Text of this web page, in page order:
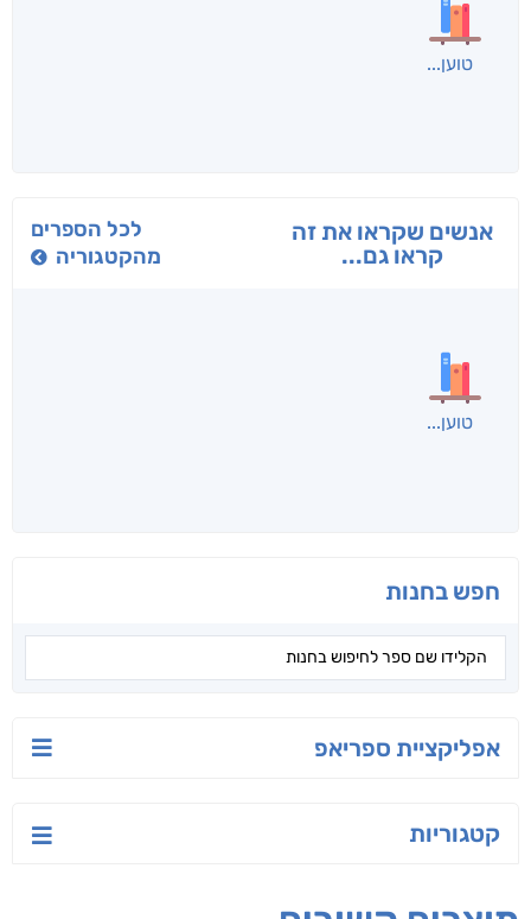
חפש בחנות
אפליקציית ספריאפ
קטגוריות
טוען
אנשים שקראו את זה
קראו גם...
לכל הספרים
מהקטגוריה
טוען